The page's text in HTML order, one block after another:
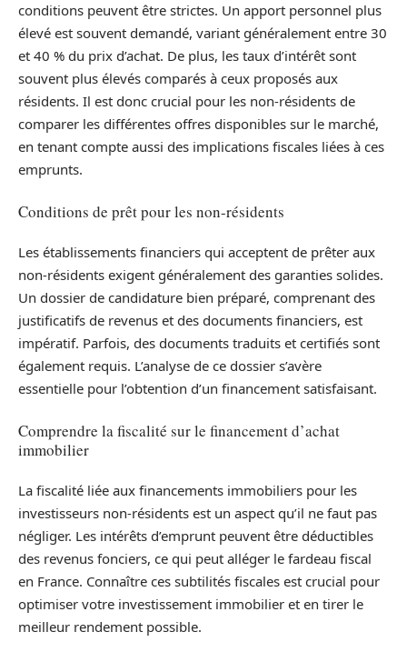
conditions peuvent être strictes. Un apport personnel plus
élevé est souvent demandé, variant généralement entre 30
et 40 % du prix d’achat. De plus, les taux d’intérêt sont
souvent plus élevés comparés à ceux proposés aux
résidents. Il est donc crucial pour les non-résidents de
comparer les différentes offres disponibles sur le marché,
en tenant compte aussi des implications fiscales liées à ces
emprunts.
Conditions de prêt pour les non-résidents
Les établissements financiers qui acceptent de prêter aux
non-résidents exigent généralement des garanties solides.
Un dossier de candidature bien préparé, comprenant des
justificatifs de revenus et des documents financiers, est
impératif. Parfois, des documents traduits et certifiés sont
également requis. L’analyse de ce dossier s’avère
essentielle pour l’obtention d’un financement satisfaisant.
Comprendre la fiscalité sur le financement d’achat
immobilier
La fiscalité liée aux financements immobiliers pour les
investisseurs non-résidents est un aspect qu’il ne faut pas
négliger. Les intérêts d’emprunt peuvent être déductibles
des revenus fonciers, ce qui peut alléger le fardeau fiscal
en France. Connaître ces subtilités fiscales est crucial pour
optimiser votre investissement immobilier et en tirer le
meilleur rendement possible.